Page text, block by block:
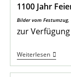
1100 Jahr
Bilder vom
zur
Weiterlesen1100
Jahr